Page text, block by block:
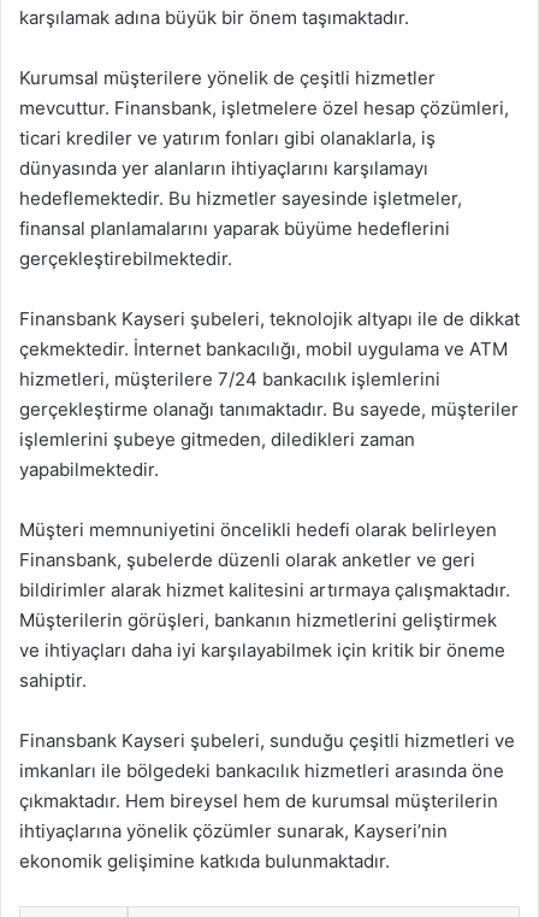
karşılamak adına büyük bir önem taşımaktadır.
Kurumsal müşterilere yönelik de çeşitli hizmetler
mevcuttur. Finansbank, işletmelere özel hesap çözümleri,
ticari krediler ve yatırım fonları gibi olanaklarla, iş
dünyasında yer alanların ihtiyaçlarını karşılamayı
hedeflemektedir. Bu hizmetler sayesinde işletmeler,
finansal planlamalarını yaparak büyüme hedeflerini
gerçekleştirebilmektedir.
Finansbank Kayseri şubeleri, teknolojik altyapı ile de dikkat
çekmektedir. İnternet bankacılığı, mobil uygulama ve ATM
hizmetleri, müşterilere 7/24 bankacılık işlemlerini
gerçekleştirme olanağı tanımaktadır. Bu sayede, müşteriler
işlemlerini şubeye gitmeden, diledikleri zaman
yapabilmektedir.
Müşteri memnuniyetini öncelikli hedefi olarak belirleyen
Finansbank, şubelerde düzenli olarak anketler ve geri
bildirimler alarak hizmet kalitesini artırmaya çalışmaktadır.
Müşterilerin görüşleri, bankanın hizmetlerini geliştirmek
ve ihtiyaçları daha iyi karşılayabilmek için kritik bir öneme
sahiptir.
Finansbank Kayseri şubeleri, sunduğu çeşitli hizmetleri ve
imkanları ile bölgedeki bankacılık hizmetleri arasında öne
çıkmaktadır. Hem bireysel hem de kurumsal müşterilerin
ihtiyaçlarına yönelik çözümler sunarak, Kayseri’nin
ekonomik gelişimine katkıda bulunmaktadır.